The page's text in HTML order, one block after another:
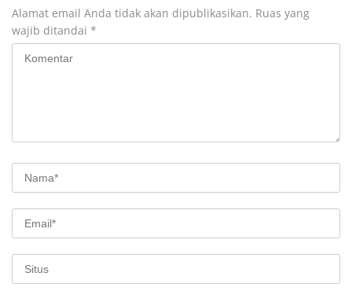
Alamat email Anda tidak akan dipublikasikan. Ruas yang
wajib ditandai *